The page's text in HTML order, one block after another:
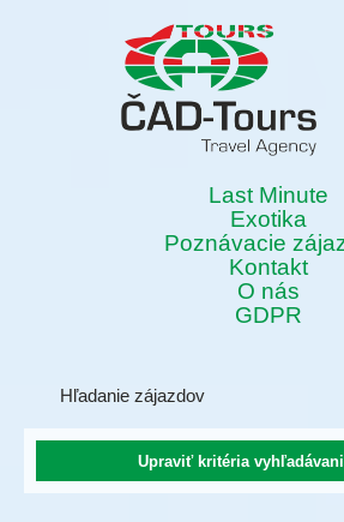
Last Minute
Exotika
Poznávacie
Kontakt
O nás
GDPR
Hľadanie zájazdov